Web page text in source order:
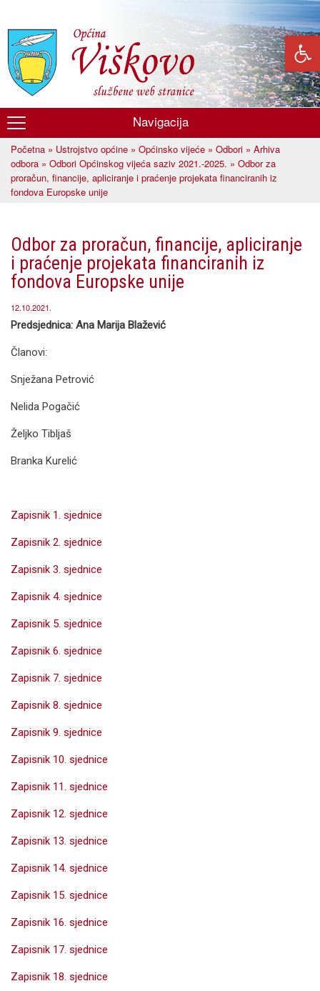
glavni
sadržaj
Općina
Viškovo
Navigacija
Vi ste ovdje
Početna » Ustrojstvo općine » Općinsko vijeće » Odbori » Arhiva
odbora » Odbori Općinskog vijeća saziv 2021.-2025. » Odbor za
proračun, financije, apliciranje i praćenje projekata financiranih iz
fondova Europske unije
Odbor za proračun, financije, apliciranje
i praćenje projekata financiranih iz
fondova Europske unije
12.10.2021.
Predsjednica: Ana Marija Blažević
Članovi:
Snježana Petrović
Nelida Pogačić
Željko Tibljaš
Branka Kurelić
Zapisnik 1. sjednice
Zapisnik 2. sjednice
Zapisnik 3. sjednice
Zapisnik 4. sjednice
Zapisnik 5. sjednice
Zapisnik 6. sjednice
Zapisnik 7. sjednice
Zapisnik 8. sjednice
Zapisnik 9. sjednice
Zapisnik 10. sjednice
Zapisnik 11. sjednice
Zapisnik 12. sjednice
Zapisnik 13. sjednice
Zapisnik 14. sjednice
Zapisnik 15. sjednice
Zapisnik 16. sjednice
Zapisnik 17. sjednice
Zapisnik 18. sjednice